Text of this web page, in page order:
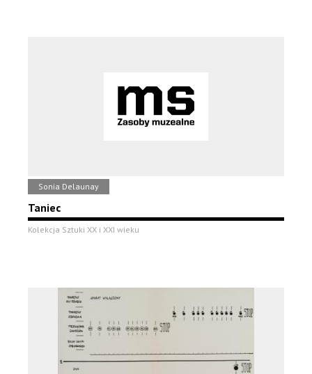
Sonia Delaunay
Taniec
Kolekcja Sztuki XX i XXI wieku